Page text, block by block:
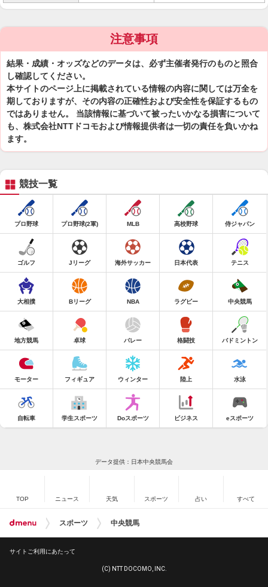
注意事項
結果・成績・オッズなどのデータは、必ず主催者発行のものと照合
し確認してください。
本サイトのページ上に掲載されている情報の内容に関しては万全を
期しておりますが、その内容の正確性および安全性を保証するもの
ではありません。 当該情報に基づいて被ったいかなる損害について
も、株式会社NTTドコモおよび情報提供者は一切の責任を負いかね
ます。
競技一覧
プロ野球 プロ野球(2軍) MLB 高校野球 侍ジャパン
ゴルフ Jリーグ 海外サッカー 日本代表 テニス
大相撲 Bリーグ NBA ラグビー 中央競馬
地方競馬 卓球 バレー 格闘技 バドミントン
モーター フィギュア ウィンター 陸上 水泳
自転車 学生スポーツ Doスポーツ ビジネス eスポーツ
データ提供：日本中央競馬会
TOP ニュース 天気 スポーツ 占い すべて
スポーツ 中央競馬
サイトご利用にあたって
(C) NTT DOCOMO, INC.